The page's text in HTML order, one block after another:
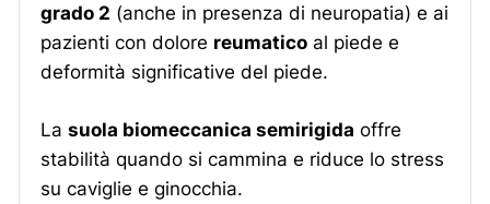
grado 2 (anche in presenza di neuropatia) e ai
pazienti con dolore reumatico al piede e
deformità significative del piede.
Lasuola biomeccanica semirigida offre
stabilità quando si cammina e riduce lo stress
su caviglie e ginocchia.